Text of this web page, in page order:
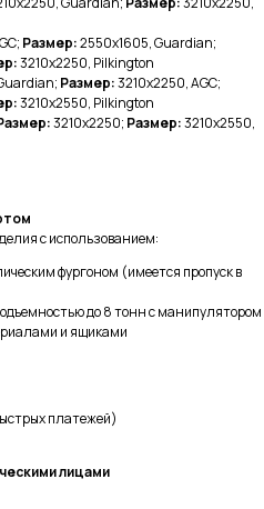
Размер:2550х1605, Guardian;
3210х2250, Pilkington
Размер:3210х2250, AGC;
3210х2550, Pilkington
3210х2250; Размер:3210х2550,
с использованием:
фургоном (имеется пропуск в
до 8 тонн с манипулятором
и ящиками
платежей)
лицами